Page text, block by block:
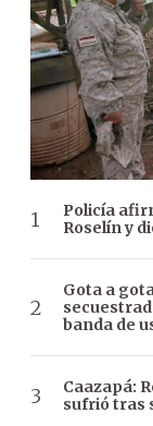
Policía
Roselín y
Gota a
banda de
Caazapá:
sufrió tras